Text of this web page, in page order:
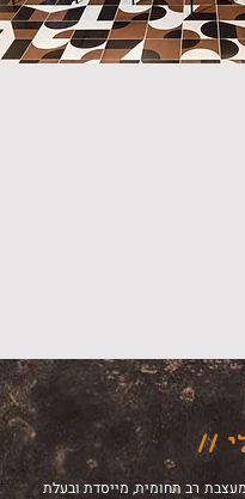
//
מעצבת רב תחומית, מייסדת ובעלת